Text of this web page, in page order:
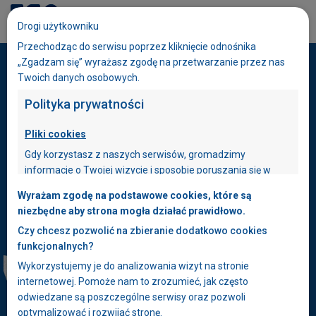
Drogi użytkowniku
Przechodząc do serwisu poprzez kliknięcie odnośnika
„Zgadzam się” wyrażasz zgodę na przetwarzanie przez nas
Twoich danych osobowych.
Polityka prywatności
Pliki cookies
Gdy korzystasz z naszych serwisów, gromadzimy
informacje o Twojej wizycie i sposobie poruszania się w
cookies zawiera dane informatyczne, które są
umieszczone w Twoim urządzeniu końcowym –
przeglądarce internetowej, z której korzystasz.
Pliki cookies używane w naszych serwisach
wykorzystywane są między innymi do bieżącej
optymalizacji serwisów oraz ułatwiania Twojego z nich
korzystania. Niektóre funkcjonalności dostępne w naszych
Wyrażam zgodę na podstawowe cookies, które są
niezbędne aby strona mogła działać prawidłowo.
Czy chcesz pozwolić na zbieranie dodatkowo cookies
funkcjonalnych?
Wykorzystujemy je do analizowania wizyt na stronie
internetowej. Pomoże nam to zrozumieć, jak często
odwiedzane są poszczególne serwisy oraz pozwoli
optymalizować i rozwijać stronę.